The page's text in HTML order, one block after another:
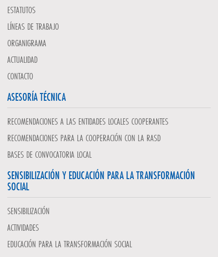
ESTATUTOS
LÍNEAS DE TRABAJO
ORGANIGRAMA
ACTUALIDAD
CONTACTO
ASESORÍA TÉCNICA
RECOMENDACIONES A LAS ENTIDADES LOCALES COOPERANTES
RECOMENDACIONES PARA LA COOPERACIÓN CON LA RASD
BASES DE CONVOCATORIA LOCAL
SENSIBILIZACIÓN Y EDUCACIÓN PARA LA TRANSFORMACIÓN
SOCIAL
SENSIBILIZACIÓN
ACTIVIDADES
EDUCACIÓN PARA LA TRANSFORMACIÓN SOCIAL